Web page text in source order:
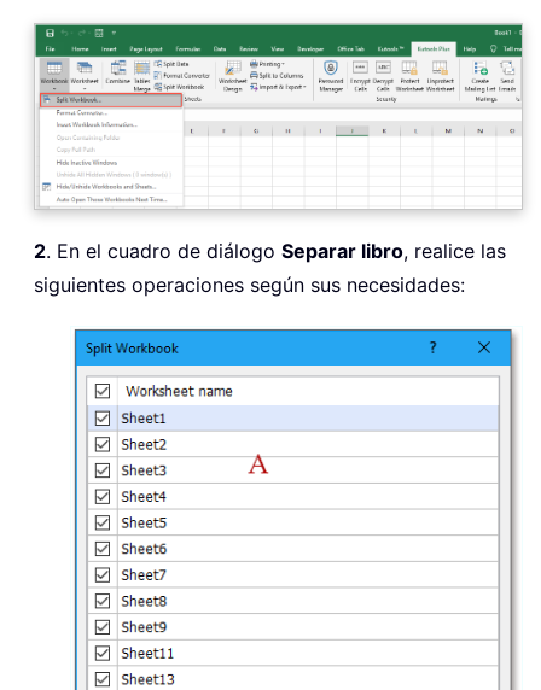
2. En el cuadro de diálogo Separar libro, realice las
siguientes operaciones según sus necesidades: